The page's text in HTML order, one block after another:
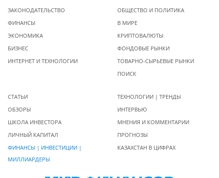
ЗАКОНОДАТЕЛЬСТВО
ФИНАНСЫ
ЭКОНОМИКА
БИЗНЕС
ИНТЕРНЕТ И ТЕХНОЛОГИИ
ОБЩЕСТВО И ПОЛИТИКА
В МИРЕ
КРИПТОВАЛЮТЫ
ФОНДОВЫЕ РЫНКИ
ТОВАРНО-СЫРЬЕВЫЕ РЫНКИ
ПОИСК
СТАТЬИ
ОБЗОРЫ
ШКОЛА ИНВЕСТОРА
ЛИЧНЫЙ КАПИТАЛ
ФИНАНСЫ | ИНВЕСТИЦИИ |
МИЛЛИАРДЕРЫ
ТЕХНОЛОГИИ | ТРЕНДЫ
ИНТЕРВЬЮ
МНЕНИЯ И КОММЕНТАРИИ
ПРОГНОЗЫ
КАЗАХСТАН В ЦИФРАХ